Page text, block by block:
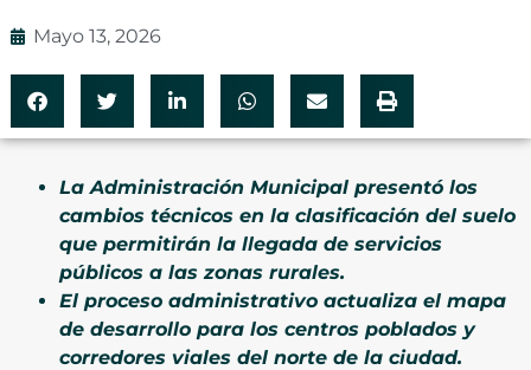
Mayo 13, 2026
La Administración Municipal presentó los
cambios técnicos en la clasificación del suelo
que permitirán la llegada de servicios
públicos a las zonas rurales.
El proceso administrativo actualiza el mapa
de desarrollo para los centros poblados y
corredores viales del norte de la ciudad.